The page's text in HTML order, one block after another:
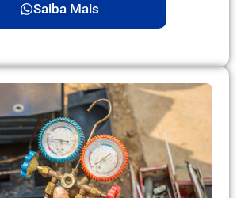
Saiba Mais